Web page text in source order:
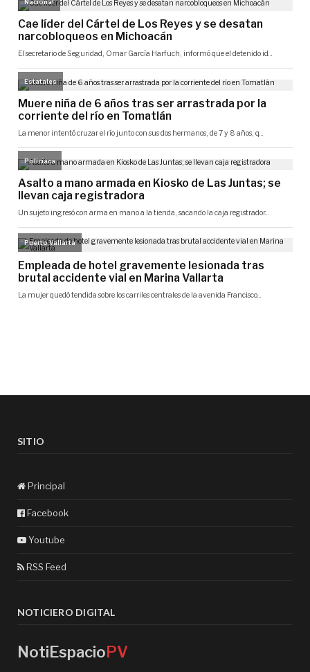
SITIO
Principal
Facebook
Youtube
RSS Feed
NOTICIERO DIGITAL
NotiEspacioPV